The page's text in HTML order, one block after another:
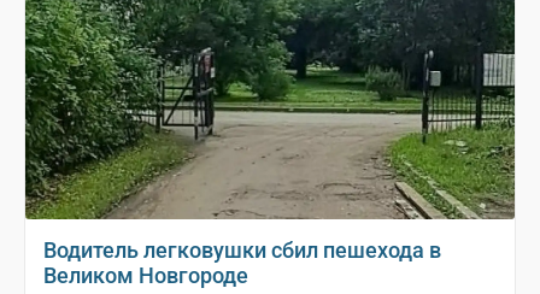
Водитель легковушки сбил пешехода в
Великом Новгороде